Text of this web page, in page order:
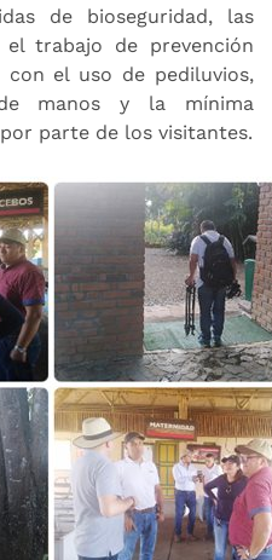
de bioseguridad, las
trabajo de prevención
con el uso de pediluvios,
manos y la mínima
parte de los visitantes.